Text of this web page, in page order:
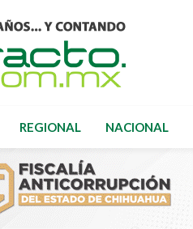
REGIONAL NACIONAL